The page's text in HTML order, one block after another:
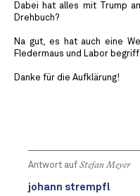
Dabei hat alles mit Trump
Drehbuch?
Na gut, es hat auch eine
Fledermaus und Labor
Danke für die Aufklärung!
Antwort auf Stefan Meyer
johann strempfl